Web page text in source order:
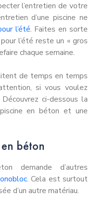
l’entretien de votre
d’une piscine ne
l’été. Faites en sorte
l’été reste un « gros
chaque semaine.
de temps en temps
si vous voulez
ci-dessous la
en béton et une
en béton
demande d’autres
. Cela est surtout
d’un autre matériau.